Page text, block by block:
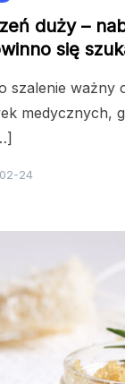
duży –
się
szalenie ważny
medycznych,
24